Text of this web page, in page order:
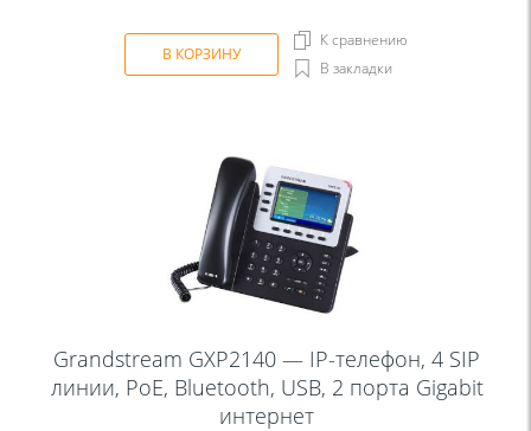
В КОРЗИНУ
К сравнению
В закладки
Grandstream GXP2140 — IP-телефон, 4 SIP
линии, PoE, Bluetooth, USB, 2 порта Gigabit
интернет